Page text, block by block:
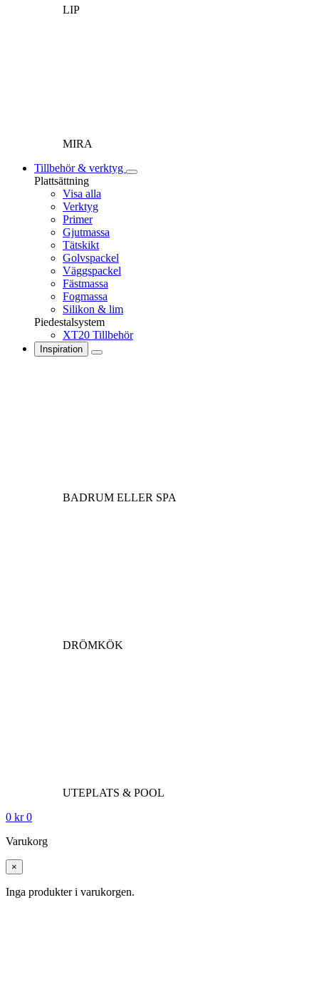
LIP
MIRA
Tillbehör & verktyg
Plattsättning
Visa alla
Verktyg
Primer
Gjutmassa
Tätskikt
Golvspackel
Väggspackel
Fästmassa
Fogmassa
Silikon & lim
Piedestalsystem
XT20 Tillbehör
Inspiration
BADRUM ELLER SPA
DRÖMKÖK
UTEPLATS & POOL
0 kr 0
Varukorg
×
Inga produkter i varukorgen.